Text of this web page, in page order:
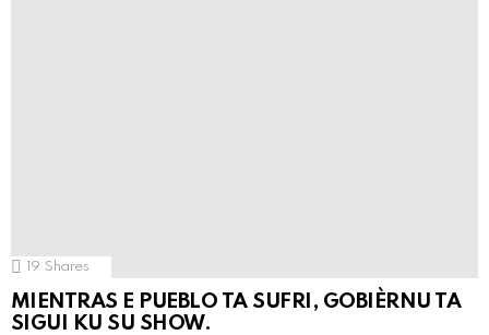
19 Shares
MIENTRAS E PUEBLO TA SUFRI, GOBIÈRNU TA
SIGUI KU SU SHOW.